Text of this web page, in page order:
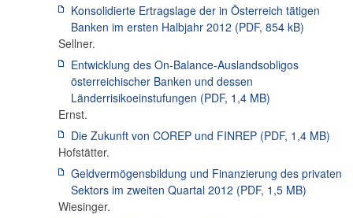
Konsolidierte Ertragslage der in Österreich tätigen
Banken im ersten Halbjahr 2012 (PDF,854 kB)
Sellner.
Entwicklung des On-Balance-Auslandsobligos
österreichischer Banken und dessen
Länderrisikoeinstufungen (PDF, 1,4 MB)
Ernst.
Die Zukunft von COREP und FINREP (PDF, 1,4 MB)
Hofstätter.
Geldvermögensbildung und Finanzierung des privaten
Sektors im zweiten Quartal 2012 (PDF, 1,5 MB)
Wiesinger.